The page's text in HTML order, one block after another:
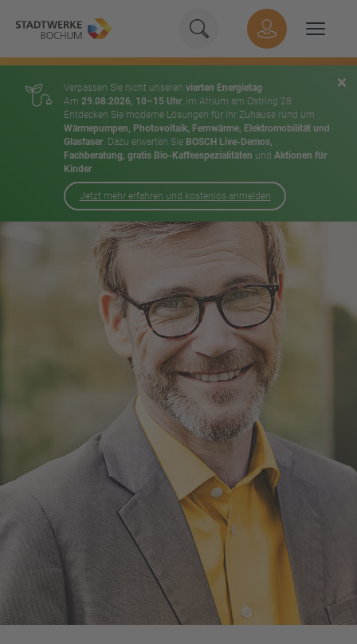
×
Verpassen Sie nicht unseren vierten Energietag
Am 29.08.2026, 10–15 Uhr, im Atrium am Ostring 28:
Entdecken Sie moderne Lösungen für Ihr Zuhause rund um
Wärmepumpen, Photovoltaik, Fernwärme, Elektromobilität und
Glasfaser. Dazu erwarten Sie BOSCH Live-Demos,
Fachberatung, gratis Bio-Kaffeespezialitäten und Aktionen für
Kinder.
Jetzt mehr erfahren und kostenlos anmelden
Geben Sie hier Ihren
Suchen
Hauptnavigation